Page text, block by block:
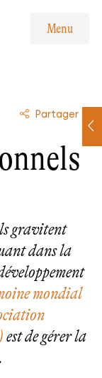
Menu
Partager
gravitent
dans la
mondial
est de gérer la